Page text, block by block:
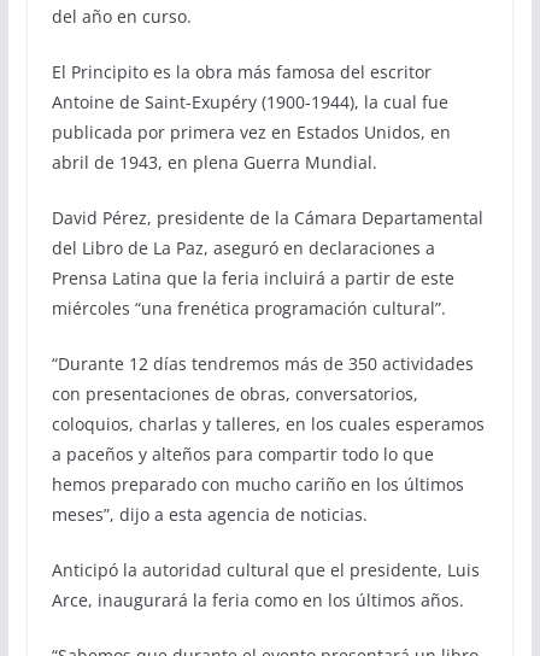
del año en curso.
El Principito es la obra más famosa del escritor
Antoine de Saint-Exupéry (1900-1944), la cual fue
publicada por primera vez en Estados Unidos, en
abril de 1943, en plena Guerra Mundial.
David Pérez, presidente de la Cámara Departamental
del Libro de La Paz, aseguró en declaraciones a
Prensa Latina que la feria incluirá a partir de este
miércoles “una frenética programación cultural”.
“Durante 12 días tendremos más de 350 actividades
con presentaciones de obras, conversatorios,
coloquios, charlas y talleres, en los cuales esperamos
a paceños y alteños para compartir todo lo que
hemos preparado con mucho cariño en los últimos
meses”, dijo a esta agencia de noticias.
Anticipó la autoridad cultural que el presidente, Luis
Arce, inaugurará la feria como en los últimos años.